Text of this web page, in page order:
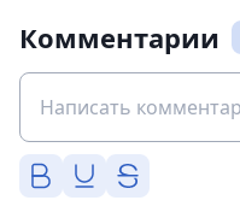
Комментарии